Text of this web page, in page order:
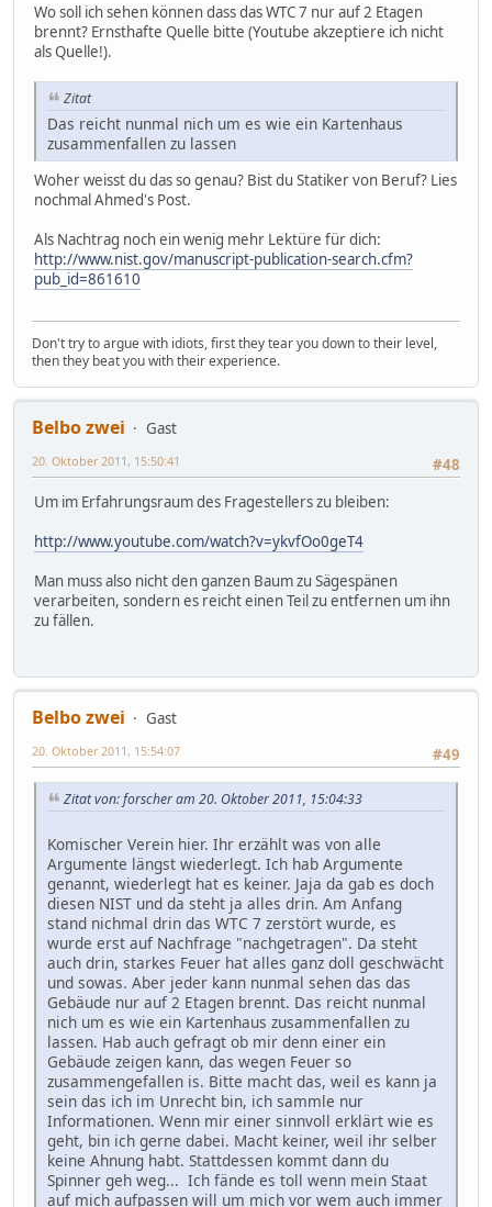
Wo soll ich sehen können dass das WTC 7 nur auf 2 Etagen
brennt? Ernsthafte Quelle bitte (Youtube akzeptiere ich nicht
als Quelle!).
Zitat
Das reicht nunmal nich um es wie ein Kartenhaus
zusammenfallen zu lassen
Woher weisst du das so genau? Bist du Statiker von Beruf? Lies
nochmal Ahmed's Post.
Als Nachtrag noch ein wenig mehr Lektüre für dich:
http://www.nist.gov/manuscript-publication-search.cfm?
pub_id=861610
Don't try to argue with idiots, first they tear you down to their level,
then they beat you with their experience.
Belbo zwei
Gast
#48
20. Oktober 2011, 15:50:41
Um im Erfahrungsraum des Fragestellers zu bleiben:
http://www.youtube.com/watch?v=ykvfOo0geT4
Man muss also nicht den ganzen Baum zu Sägespänen
verarbeiten, sondern es reicht einen Teil zu entfernen um ihn
zu fällen.
Belbo zwei
Gast
#49
20. Oktober 2011, 15:54:07
Zitat von: forscher am 20. Oktober 2011, 15:04:33
Komischer Verein hier. Ihr erzählt was von alle
Argumente längst wiederlegt. Ich hab Argumente
genannt, wiederlegt hat es keiner. Jaja da gab es doch
diesen NIST und da steht ja alles drin. Am Anfang
stand nichmal drin das WTC 7 zerstört wurde, es
wurde erst auf Nachfrage "nachgetragen". Da steht
auch drin, starkes Feuer hat alles ganz doll geschwächt
und sowas. Aber jeder kann nunmal sehen das das
Gebäude nur auf 2 Etagen brennt. Das reicht nunmal
nich um es wie ein Kartenhaus zusammenfallen zu
lassen. Hab auch gefragt ob mir denn einer ein
Gebäude zeigen kann, das wegen Feuer so
zusammengefallen is. Bitte macht das, weil es kann ja
sein das ich im Unrecht bin, ich sammle nur
Informationen. Wenn mir einer sinnvoll erklärt wie es
geht, bin ich gerne dabei. Macht keiner, weil ihr selber
keine Ahnung habt. Stattdessen kommt dann du
Spinner geh weg... Ich fände es toll wenn mein Staat
auf mich aufpassen will um mich vor wem auch immer